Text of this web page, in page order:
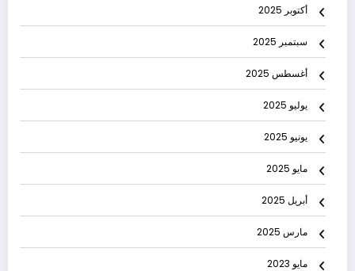
أكتوبر 2025
سبتمبر 2025
أغسطس 2025
يوليو 2025
يونيو 2025
مايو 2025
أبريل 2025
مارس 2025
مايو 2023